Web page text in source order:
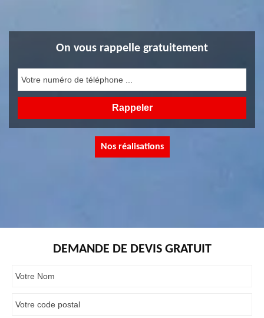
On vous rappelle gratuitement
Nos réalisations
DEMANDE DE DEVIS GRATUIT